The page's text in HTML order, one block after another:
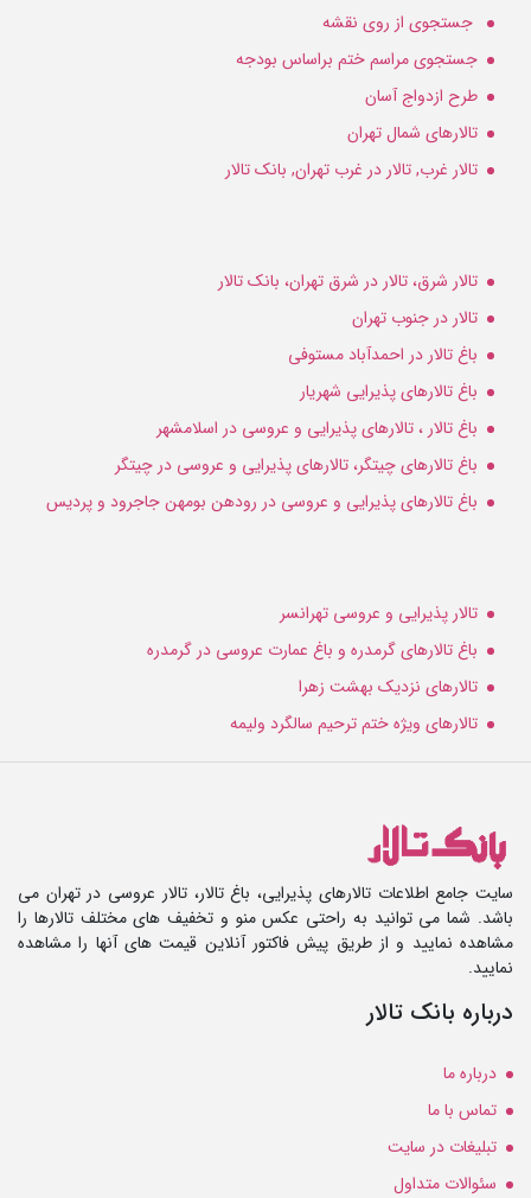
جستجوی از روی نقشه
جستجوی مراسم ختم براساس بودجه
طرح ازدواج آسان
تالارهای شمال تهران
تالار غرب, تالار در غرب تهران, بانک تالار
تالار شرق، تالار در شرق تهران، بانک تالار
تالار در جنوب تهران
باغ تالار در احمدآباد مستوفی
باغ تالارهای پذیرایی شهریار
باغ تالار ، تالارهای پذیرایی و عروسی در اسلامشهر
باغ تالارهای چیتگر، تالارهای پذیرایی و عروسی در چیتگر
باغ تالارهای پذیرایی و عروسی در رودهن بومهن جاجرود و پردیس
تالار پذیرایی و عروسی تهرانسر
باغ تالارهای گرمدره و باغ عمارت عروسی در گرمدره
تالارهای نزدیک بهشت زهرا
تالارهای ویژه ختم ترحیم سالگرد ولیمه
سایت جامع اطلاعات تالارهای پذیرایی، باغ تالار، تالار عروسی در تهران می
باشد. شما می توانید به راحتی عکس منو و تخفیف های مختلف تالارها را
مشاهده نمایید و از طریق پیش فاکتور آنلاین قیمت های آنها را مشاهده
نمایید.
درباره بانک تالار
درباره ما
تماس با ما
تبلیغات در سایت
سئوالات متداول